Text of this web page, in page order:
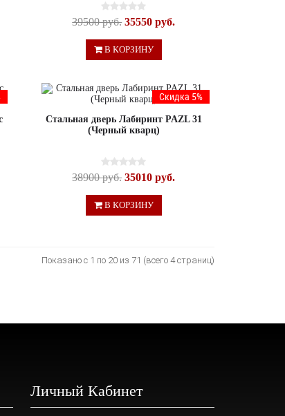
39500 руб. 35550 руб.
В КОРЗИНУ
Скидка 5%
Стальная дверь Лабиринт PAZL 31
(Черный кварц)
38900 руб. 35010 руб.
В КОРЗИНУ
Показано с 1 по 20 из 71 (всего 4 страниц)
Личный Кабинет